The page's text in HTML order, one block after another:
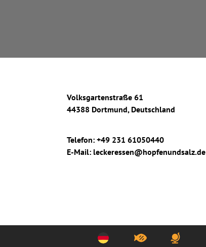
Volksgartenstraße 61
44388 Dortmund, Deutschland
Telefon: +49 231 61050440
E-Mail: leckeressen@hopfenundsalz.de